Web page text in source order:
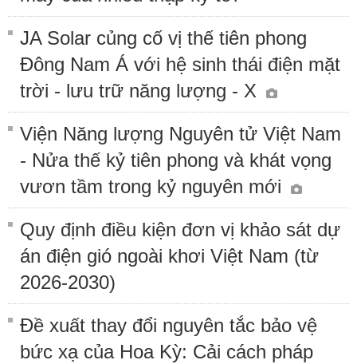
JA Solar củng cố vị thế tiên phong
Đông Nam Á với hệ sinh thái điện mặt
trời - lưu trữ năng lượng - X
Viện Năng lượng Nguyên tử Việt Nam
- Nửa thế kỷ tiên phong và khát vọng
vươn tầm trong kỷ nguyên mới
Quy định điều kiện đơn vị khảo sát dự
án điện gió ngoài khơi Việt Nam (từ
2026-2030)
Đề xuất thay đổi nguyên tắc bảo vệ
bức xạ của Hoa Kỳ: Cải cách pháp